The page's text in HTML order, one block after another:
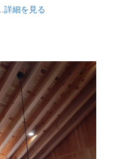
詳細を見る